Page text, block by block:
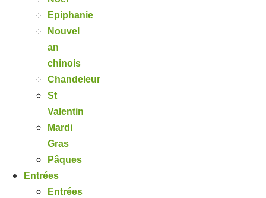
Epiphanie
Nouvel
an
chinois
Chandeleur
St
Valentin
Mardi
Gras
Pâques
Entrées
Entrées